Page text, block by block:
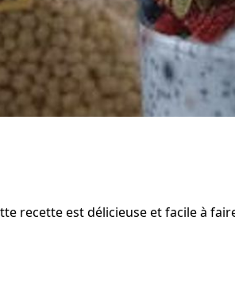
recette est délicieuse et facile à